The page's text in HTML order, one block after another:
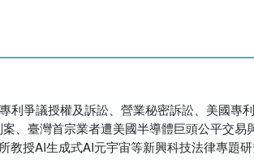
爭議授權及訴訟、營業秘密訴訟、美國專
、臺灣首宗業者遭美國半導體巨頭公平交易
授AI生成式AI元宇宙等新興科技法律專題研